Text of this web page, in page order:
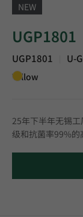
NEW
UGP1801, U-
UGP1801
UGP1801 U-
Yellow
25年下半年无锡
级和抗菌率99%的